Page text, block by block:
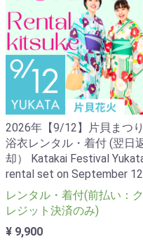
2026年【9/12】片貝まつり
浴衣レンタル・着付 (翌日
却） Katakai Festival
rental set on September 12
レンタル・着付(前払い：ク
レジット決済のみ)
¥ 9,900